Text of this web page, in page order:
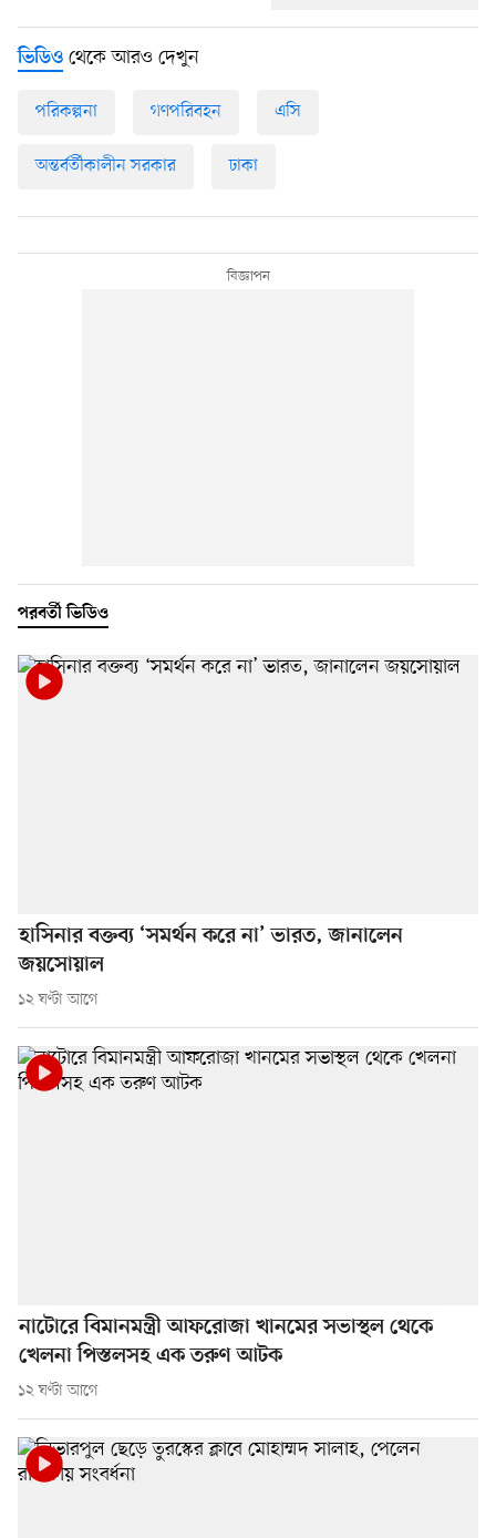
ভিডিও থেকে আরও দেখুন
পরিকল্পনা গণপরিবহন এসি
অন্তর্বর্তীকালীন সরকার ঢাকা
পরবর্তী ভিডিও
হাসিনার বক্তব্য ‘সমর্থন করে না’ ভারত, জানালেন
জয়সোয়াল
১২ ঘণ্টা আগে
নাটোরে বিমানমন্ত্রী আফরোজা খানমের সভাস্থল থেকে
খেলনা পিস্তলসহ এক তরুণ আটক
১২ ঘণ্টা আগে